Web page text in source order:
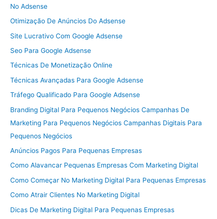
No Adsense
Otimização De Anúncios Do Adsense
Site Lucrativo Com Google Adsense
Seo Para Google Adsense
Técnicas De Monetização Online
Técnicas Avançadas Para Google Adsense
Tráfego Qualificado Para Google Adsense
Branding Digital Para Pequenos Negócios Campanhas De
Marketing Para Pequenos Negócios Campanhas Digitais Para
Pequenos Negócios
Anúncios Pagos Para Pequenas Empresas
Como Alavancar Pequenas Empresas Com Marketing Digital
Como Começar No Marketing Digital Para Pequenas Empresas
Como Atrair Clientes No Marketing Digital
Dicas De Marketing Digital Para Pequenas Empresas